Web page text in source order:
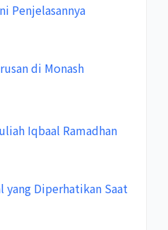
Penjelasannya
di Monash
Iqbaal Ramadhan
yang Diperhatikan Saat